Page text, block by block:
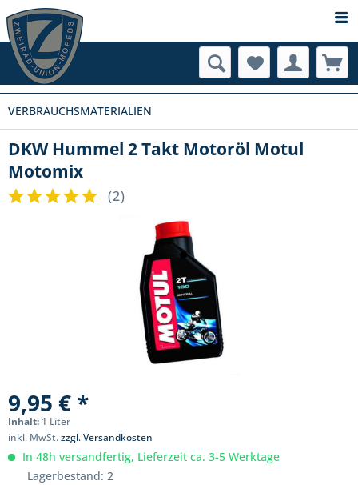
VERBRAUCHSMATERIALIEN
DKW Hummel 2 Takt Motoröl Motul
Motomix
(2)
9,95 € *
Inhalt: 1 Liter
inkl. MwSt.zzgl. Versandkosten
In 48h versandfertig, Lieferzeit ca. 3-5 Werktage
Lagerbestand: 2